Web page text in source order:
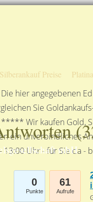
Silberankauf Preise
hier angegebenen
Sie
Wir kaufen Gold,
ein unverbindliches
13:00 Uhr - für Sie
(
mbH
0
Punkte
61
Aufrufe